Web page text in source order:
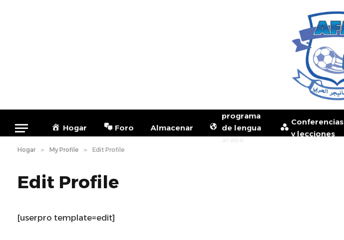
Hogar Foro Almacenar
programa
de lengua
arabe
Conferencias
y lecciones
Hogar » My Profile » Edit Profile
Edit Profile
[userpro template=edit]